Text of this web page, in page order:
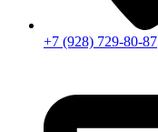
+7 (928) 729-80-87